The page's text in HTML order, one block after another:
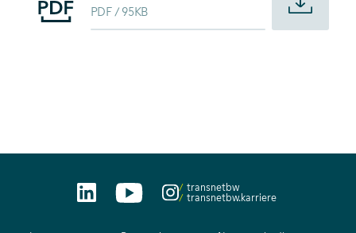
PDF 95KB
transnetbw
transnetbw.karriere